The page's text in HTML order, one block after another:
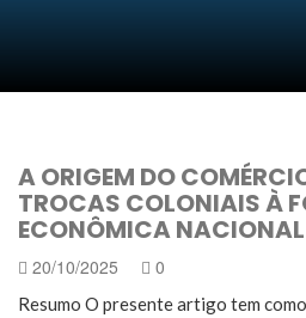
A ORIGEM DO
TROCAS COLONIAIS À
ECONÔMICA NACIONAL
20/10/2025 0
Resumo O presente artigo tem